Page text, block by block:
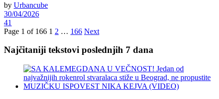
by Urbancube
30/04/2026
41
Page 1 of 166 1 2 … 166 Next
Najčitaniji tekstovi poslednjih 7 dana